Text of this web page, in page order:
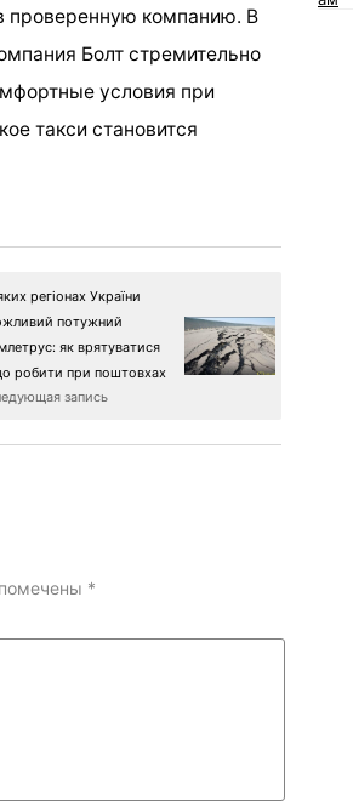
проверенную компанию. В
Болт стремительно
условия при
такси становится
регіонах України
потужний
як врятуватися
робити при поштовхах
запись
*